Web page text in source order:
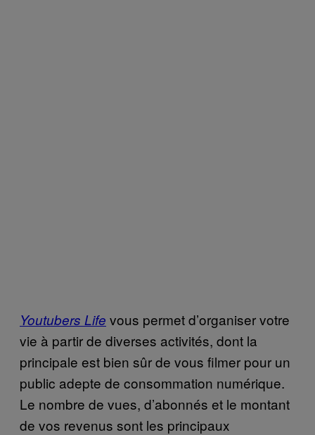
Youtubers Life vous permet d’organiser votre
vie à partir de diverses activités, dont la
principale est bien sûr de vous filmer pour un
public adepte de consommation numérique.
Le nombre de vues, d’abonnés et le montant
de vos revenus sont les principaux